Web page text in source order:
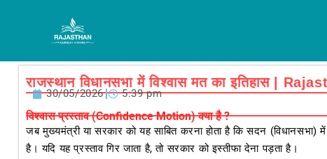
राजस्थान विधानसभा में विश्वास मत का इतिहास |
30/05/2026 5:39 pm
विश्वास प्रस्ताव (Confidence Motion) क्या है ?
जब मुख्यमंत्री या सरकार को यह साबित करना होता है कि सदन
है। यदि यह प्रस्ताव गिर जाता है, तो सरकार को इस्तीफा देना पड़ता है।